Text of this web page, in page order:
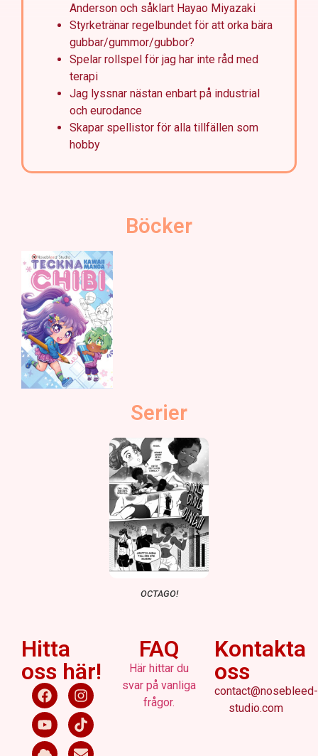
Anderson och såklart Hayao Miyazaki
Styrketränar regelbundet för att orka bära
gubbar/gummor/gubbor?
Spelar rollspel för jag har inte råd med
terapi
Jag lyssnar nästan enbart på industrial
och eurodance
Skapar spellistor för alla tillfällen som
hobby
Böcker
Serier
OCTAGO!
FAQ
Här hittar du
svar på vanliga
frågor.
Hitta
oss här!
Kontakta
oss
contact@nosebleed-
studio.com